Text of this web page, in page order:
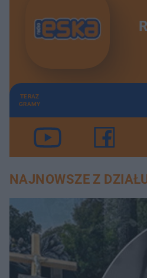
TERAZ
GRAMY
NAJNOWSZE Z